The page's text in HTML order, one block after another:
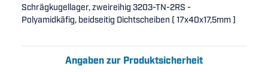
Schrägkugellager, zweireihig 3203-TN-2RS -
Polyamidkäfig, beidseitig Dichtscheiben ( 17x40x17,5mm )
Angaben zur Produktsicherheit